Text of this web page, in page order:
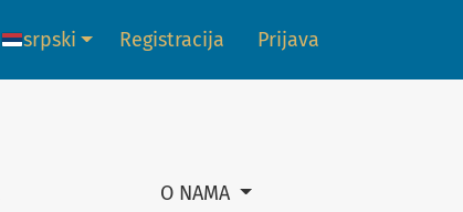
O NAMA
Promena jezika. Trenutni jezik je:
srpski Registracija Prijava